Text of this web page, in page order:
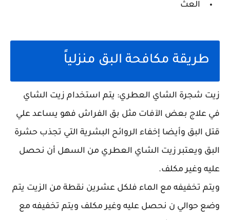
العث
طريقة مكافحة البق منزلياً
زيت شجرة الشاي العطري: يتم استخدام زيت الشاي
في علاج بعض الآفات مثل بق الفراش فهو يساعد علي
قتل البق وأيضا إخفاء الروائح البشرية التي تجذب حشرة
البق ويعتبر زيت الشاي العطري من السهل أن نحصل
عليه وغير مكلف.
ويتم تخفيفه مع الماء فلكل عشرين نقطة من الزيت يتم
وضع حوالي ن نحصل عليه وغير مكلف ويتم تخفيفه مع